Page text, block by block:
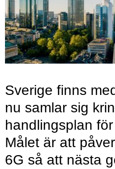
Sverige finns
nu samlar sig
handlingsplan
Målet är att
6G så att nästa